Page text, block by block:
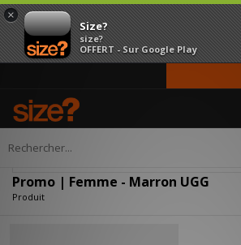
×
Size?
size?
OFFERT - Sur Google Play
Accueil Femme
Promo | Femme - Marron UGG
Produit